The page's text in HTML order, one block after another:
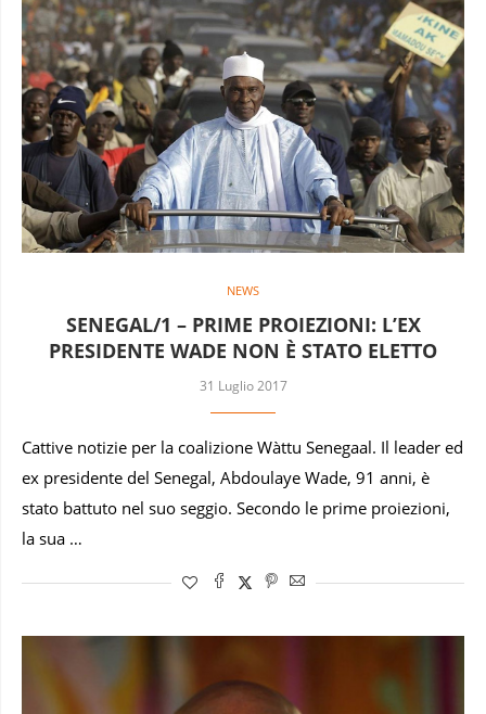
NEWS
SENEGAL/1 – PRIME PROIEZIONI: L’EX
PRESIDENTE WADE NON È STATO ELETTO
31 Luglio 2017
Cattive notizie per la coalizione Wàttu Senegaal. Il leader ed
ex presidente del Senegal, Abdoulaye Wade, 91 anni, è
stato battuto nel suo seggio. Secondo le prime proiezioni,
la sua …